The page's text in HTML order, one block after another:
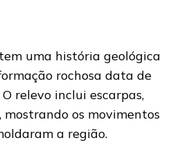
uma história geológica
rochosa data de
relevo inclui escarpas,
mostrando os movimentos
a região.